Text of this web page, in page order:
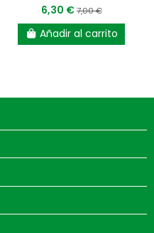
6,30 €7,00 €
Añadir al carrito